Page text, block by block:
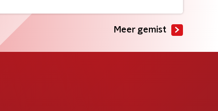
Meer gemist